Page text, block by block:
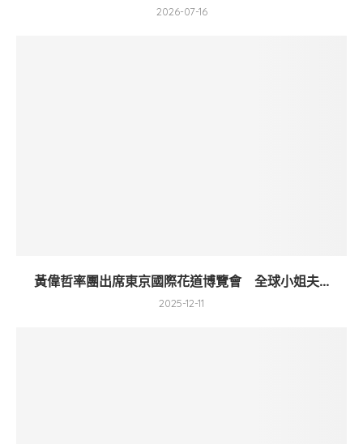
2026-07-16
黃偉哲率團出席東京國際花道博覽會 全球小姐夫...
2025-12-11